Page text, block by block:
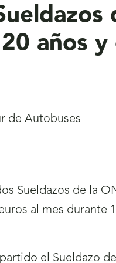
años
de Autobuses
Sueldazos de la
al mes
el Sueldazo